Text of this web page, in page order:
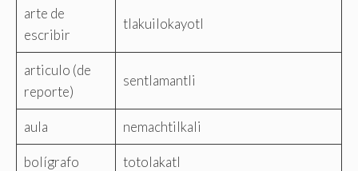
arte de
escribir
tlakuilokayotl
articulo (de
reporte)
sentlamantli
aula nemachtilkali
bolígrafo totolakatl